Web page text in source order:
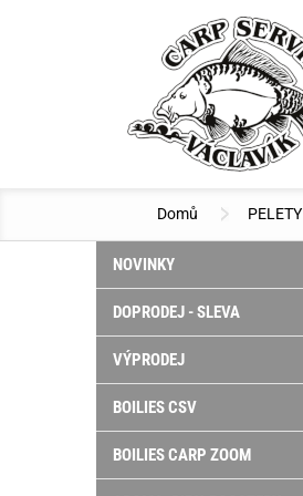
Domů PELETY
NOVINKY
DOPRODEJ - SLEVA
VÝPRODEJ
BOILIES CSV
BOILIES CARP ZOOM